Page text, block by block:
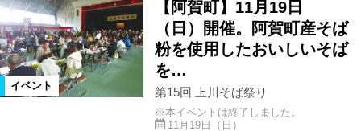
イベント
【阿賀町】11月19日
（日）開催。阿賀町産そば
粉を使用したおいしいそば
を…
第15回 上川そば祭り
※本イベントは終了しました。
11月19日（日）